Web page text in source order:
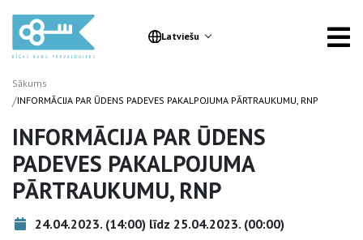
Latviešu
Sākums
/INFORMĀCIJA PAR ŪDENS PADEVES PAKALPOJUMA PĀRTRAUKUMU, RNP
INFORMĀCIJA PAR ŪDENS
PADEVES PAKALPOJUMA
PĀRTRAUKUMU, RNP
24.04.2023. (14:00) līdz 25.04.2023. (00:00)